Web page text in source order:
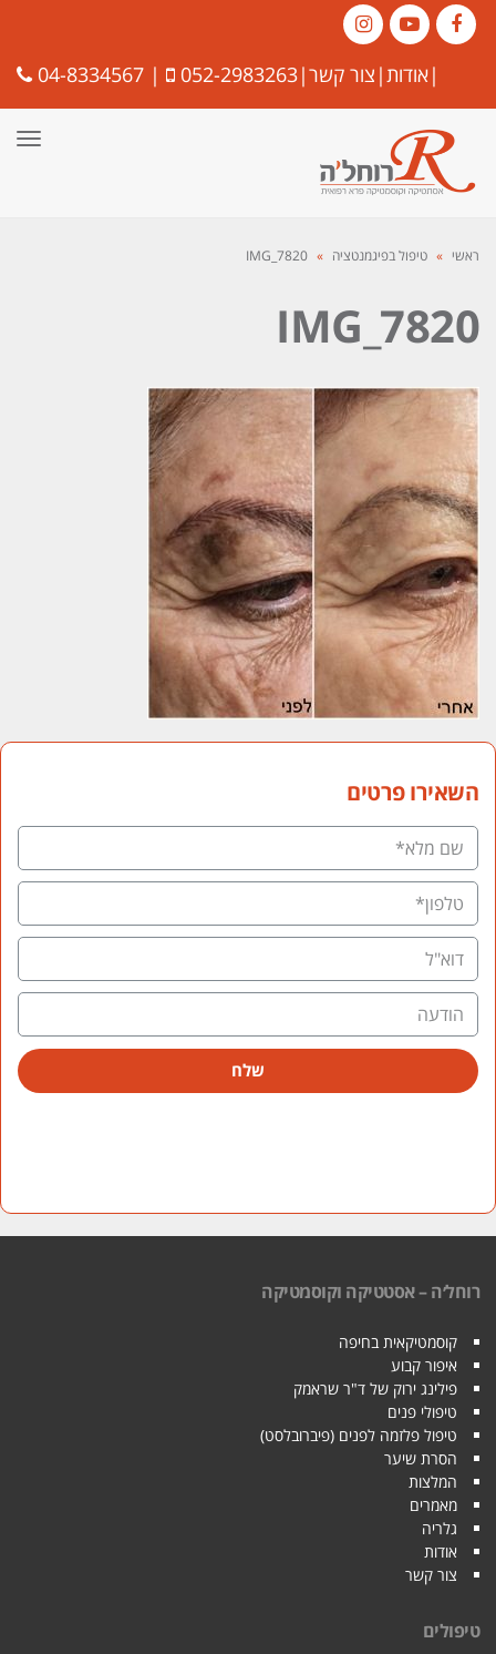
Facebook
YouTube
Instagram |אודות| צור קשר|
052-2983263
|
04-8334567
ראשי » טיפול בפיגמנטציה »
IMG_7820
IMG_7820
השאירו פרטים
שלח
רוחל׳ה – אסטטיקה וקוסמטיקה
קוסמטיקאית בחיפה
איפור קבוע
פילינג ירוק של ד"ר שראמק
טיפולי פנים
טיפול פלזמה לפנים (פיברובלסט)
הסרת שיער
המלצות
מאמרים
גלריה
אודות
צור קשר
טיפולים